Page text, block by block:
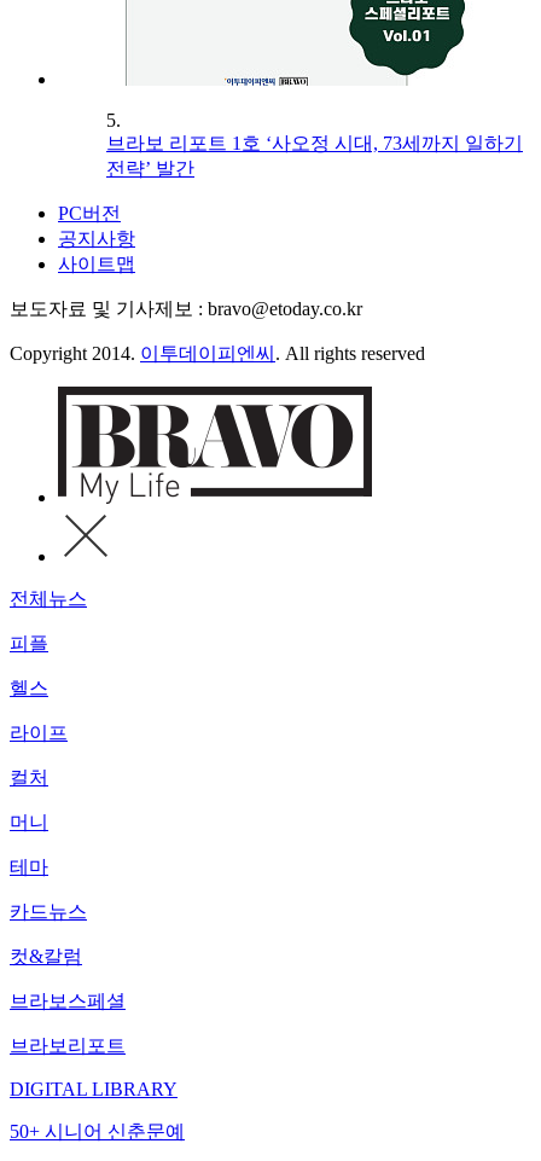
5.
브라보 리포트 1호 ‘사오정 시대, 73세까지 일하기
전략’ 발간
PC버전
공지사항
사이트맵
보도자료 및 기사제보 : bravo@etoday.co.kr
Copyright 2014. 이투데이피엔씨 . All rights reserved
전체뉴스
피플
헬스
라이프
컬처
머니
테마
카드뉴스
컷&칼럼
브라보스페셜
브라보리포트
DIGITAL LIBRARY
50+ 시니어 신춘문예